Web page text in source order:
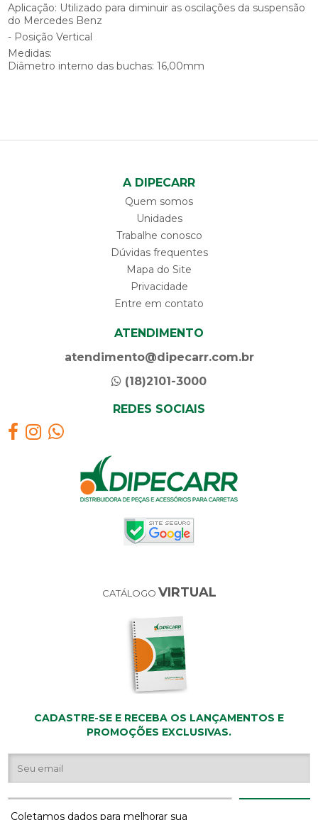
Aplicação: Utilizado para diminuir as oscilações da suspensão
do Mercedes Benz
- Posição Vertical
Medidas:
Diâmetro interno das buchas: 16,00mm
A DIPECARR
Quem somos
Unidades
Trabalhe conosco
Dúvidas frequentes
Mapa do Site
Privacidade
Entre em contato
ATENDIMENTO
atendimento@dipecarr.com.br
(18)2101-3000
REDES SOCIAIS
CATÁLOGO VIRTUAL
CADASTRE-SE E RECEBA OS LANÇAMENTOS E
PROMOÇÕES EXCLUSIVAS.
Coletamos dados para melhorar sua